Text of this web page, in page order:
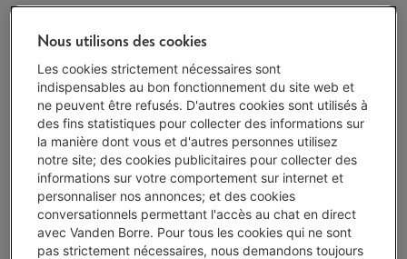
Nous utilisons des cookies
Les cookies strictement nécessaires sont
indispensables au bon fonctionnement du site web et
ne peuvent être refusés. D'autres cookies sont utilisés à
des fins statistiques pour collecter des informations sur
la manière dont vous et d'autres personnes utilisez
notre site; des cookies publicitaires pour collecter des
informations sur votre comportement sur internet et
personnaliser nos annonces; et des cookies
conversationnels permettant l'accès au chat en direct
avec Vanden Borre. Pour tous les cookies qui ne sont
pas strictement nécessaires, nous demandons toujours